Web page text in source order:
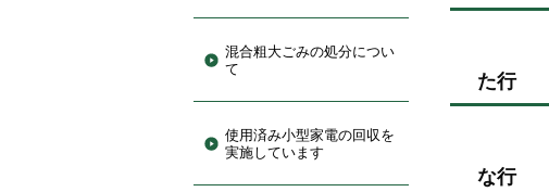
混合粗大ごみの処分につい
て
使用済み小型家電の回収を
実施しています
た行
な行